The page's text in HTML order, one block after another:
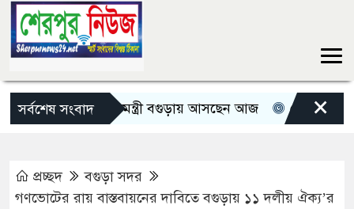
সর্বশেষ সংবাদ
তিন মন্ত্রী-প্রতিমন্ত্রী বগুড়ায় আসছেন আজ রোমান্টিক বার্তা
×
প্রচ্ছদ
বগুড়া সদর
গণভোটের রায় বাস্তবায়নের দাবিতে বগুড়ায় ১১ দলীয় ঐক্য’র